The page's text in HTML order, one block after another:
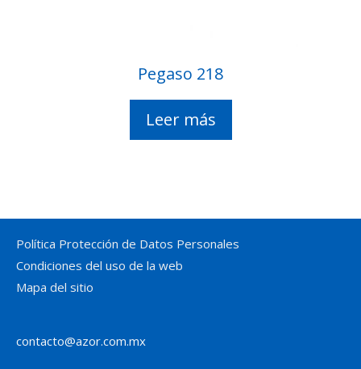
Pegaso 218
Leer más
Política Protección de Datos Personales
Condiciones del uso de la web
Mapa del sitio
contacto@azor.com.mx